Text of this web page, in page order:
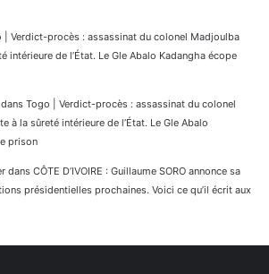
| Verdict-procès : assassinat du colonel Madjoulba
intérieure de l’État. Le Gle Abalo Kadangha écope
dans Togo | Verdict-procès : assassinat du colonel
à la sûreté intérieure de l’État. Le Gle Abalo
prison
dans CÔTE D’IVOIRE : Guillaume SORO annonce sa
présidentielles prochaines. Voici ce qu’il écrit aux